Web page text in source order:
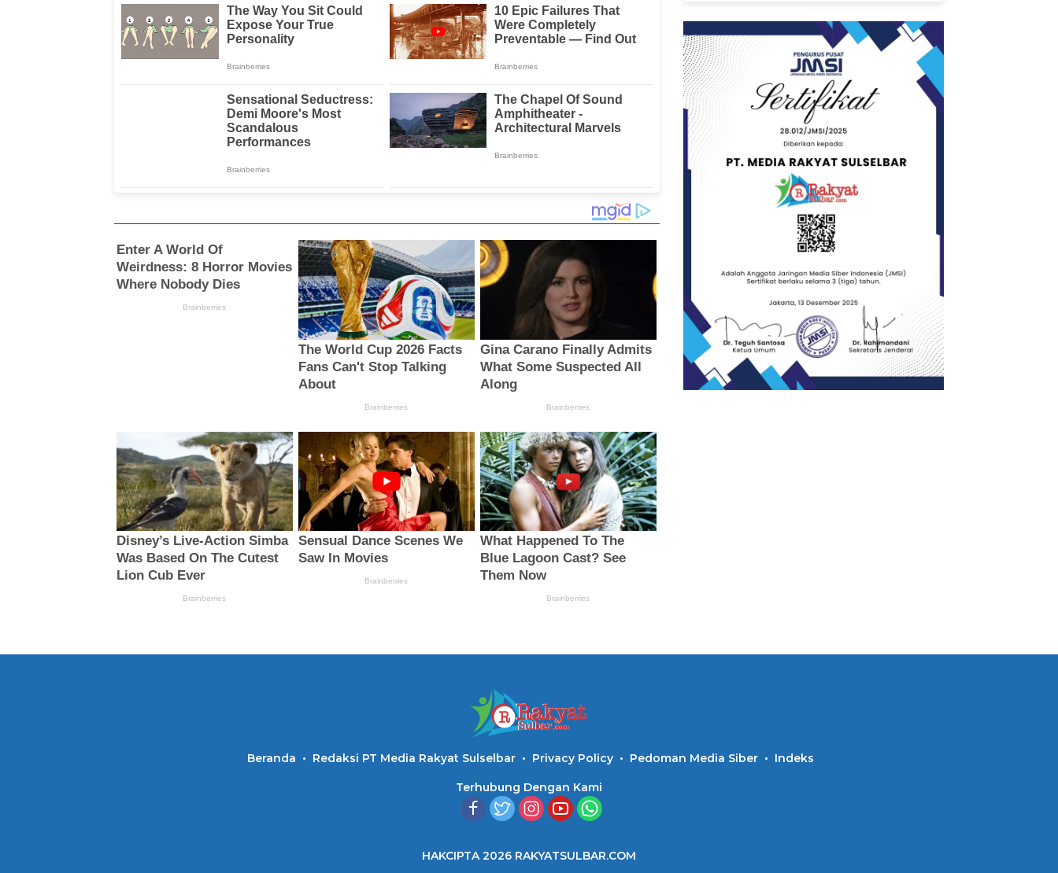
Beranda Redaksi PT Media Rakyat Sulselbar Privacy Policy Pedoman Media Siber Indeks
Terhubung Dengan Kami
HAKCIPTA 2026 RAKYATSULBAR.COM